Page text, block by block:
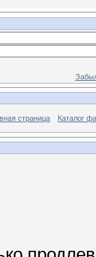
страница Каталог